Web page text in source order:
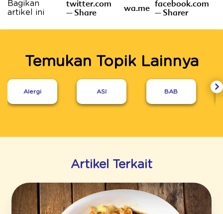
Bagikan
artikel ini
twitter.com
– Share
wa.me facebook.com
– Sharer
Temukan Topik Lainnya
Alergi ASI BAB
Artikel Terkait